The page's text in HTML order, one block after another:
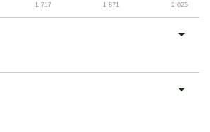
1 717 1 871 2 025